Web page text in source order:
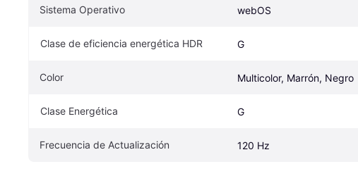
Sistema Operativo webOS
Clase de eficiencia energética HDR G
Color Multicolor, Marrón, Negro
Clase Energética G
Frecuencia de Actualización 120 Hz